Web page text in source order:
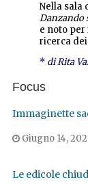
Nella sala
Danzando
e noto
ricerca
* di Rita
Focus
Immaginette
Giugno 14,
Le edicole